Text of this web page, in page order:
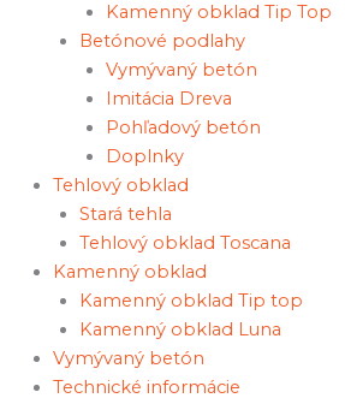
Kamenný obklad Tip Top
Betónové podlahy
Vymývaný betón
Imitácia Dreva
Pohľadový betón
Doplnky
Tehlový obklad
Stará tehla
Tehlový obklad Toscana
Kamenný obklad
Kamenný obklad Tip top
Kamenný obklad Luna
Vymývaný betón
Technické informácie